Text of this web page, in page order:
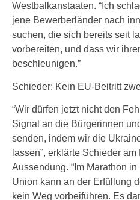
Westbalkanstaaten. “Ich
jene Bewerberländer nach
suchen, die sich bereits seit
vorbereiten, und dass wir
beschleunigen.”
Schieder: Kein EU-Beitritt
“Wir dürfen jetzt nicht den
Signal an die Bürgerinnen
senden, indem wir die
lassen”, erklärte Schieder
Aussendung. “Im Marathon
Union kann an der Erfüllung
kein Weg vorbeiführen. Es